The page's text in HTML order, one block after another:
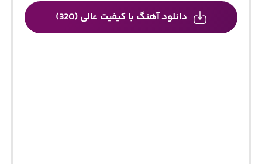
دانلود آهنگ با کیفیت عالی (320)